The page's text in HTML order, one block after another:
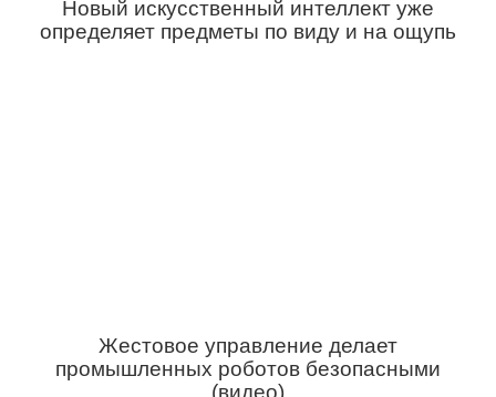
Новый искусственный интеллект уже
определяет предметы по виду и на ощупь
Жестовое управление делает
промышленных роботов безопасными
(видео)